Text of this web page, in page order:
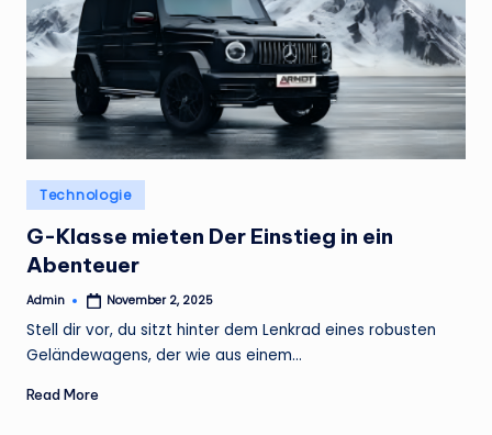
Posted
in
Technologie
G-Klasse mieten Der Einstieg in ein
Abenteuer
Posted
Admin November 2, 2025
Stell dir vor, du sitzt hinter dem Lenkrad eines robusten
Geländewagens, der wie aus einem…
Read More